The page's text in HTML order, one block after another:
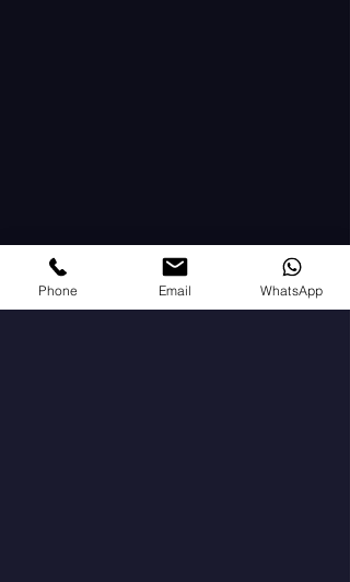
Phone Email WhatsApp